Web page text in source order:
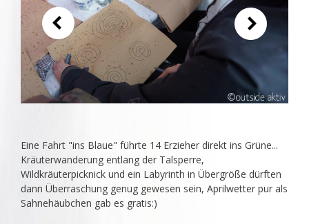
Eine Fahrt "ins Blaue" führte 14 Erzieher direkt ins Grüne...
Kräuterwanderung entlang der Talsperre,
Wildkräuterpicknick und ein Labyrinth in Übergröße dürften
dann Überraschung genug gewesen sein, Aprilwetter pur als
Sahnehäubchen gab es gratis:)